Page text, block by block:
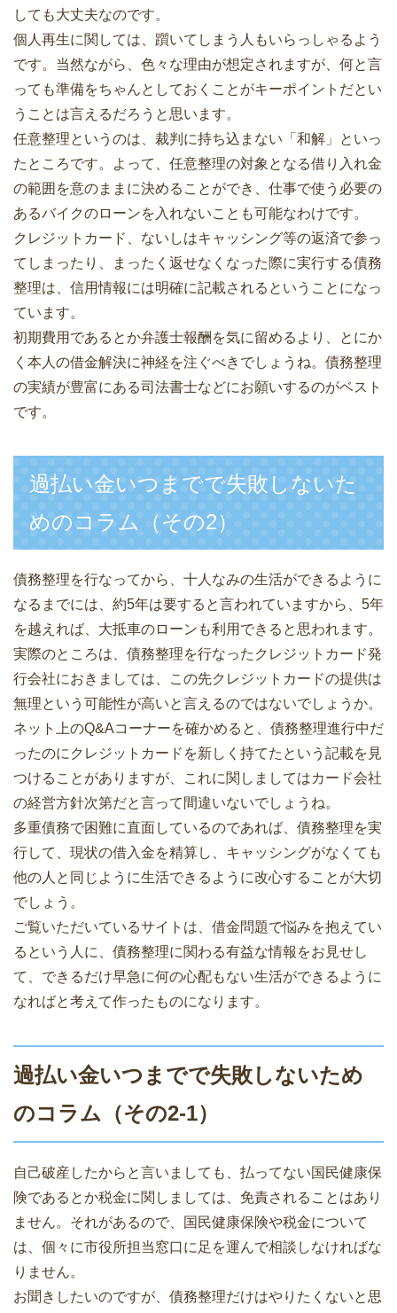
しても大丈夫なのです。
個人再生に関しては、躓いてしまう人もいらっしゃるよう
です。当然ながら、色々な理由が想定されますが、何と言
っても準備をちゃんとしておくことがキーポイントだとい
うことは言えるだろうと思います。
任意整理というのは、裁判に持ち込まない「和解」といっ
たところです。よって、任意整理の対象となる借り入れ金
の範囲を意のままに決めることができ、仕事で使う必要の
あるバイクのローンを入れないことも可能なわけです。
クレジットカード、ないしはキャッシング等の返済で参っ
てしまったり、まったく返せなくなった際に実行する債務
整理は、信用情報には明確に記載されるということになっ
ています。
初期費用であるとか弁護士報酬を気に留めるより、とにか
く本人の借金解決に神経を注ぐべきでしょうね。債務整理
の実績が豊富にある司法書士などにお願いするのがベスト
です。
過払い金いつまでで失敗しないた
めのコラム（その2）
債務整理を行なってから、十人なみの生活ができるように
なるまでには、約5年は要すると言われていますから、5年
を越えれば、大抵車のローンも利用できると思われます。
実際のところは、債務整理を行なったクレジットカード発
行会社におきましては、この先クレジットカードの提供は
無理という可能性が高いと言えるのではないでしょうか。
ネット上のQ&Aコーナーを確かめると、債務整理進行中だ
ったのにクレジットカードを新しく持てたという記載を見
つけることがありますが、これに関しましてはカード会社
の経営方針次第だと言って間違いないでしょうね。
多重債務で困難に直面しているのであれば、債務整理を実
行して、現状の借入金を精算し、キャッシングがなくても
他の人と同じように生活できるように改心することが大切
でしょう。
ご覧いただいているサイトは、借金問題で悩みを抱えてい
るという人に、債務整理に関わる有益な情報をお見せし
て、できるだけ早急に何の心配もない生活ができるように
なればと考えて作ったものになります。
過払い金いつまでで失敗しないため
のコラム（その2-1）
自己破産したからと言いましても、払ってない国民健康保
険であるとか税金に関しましては、免責されることはあり
ません。それがあるので、国民健康保険や税金について
は、個々に市役所担当窓口に足を運んで相談しなければな
りません。
お聞きしたいのですが、債務整理だけはやりたくないと思